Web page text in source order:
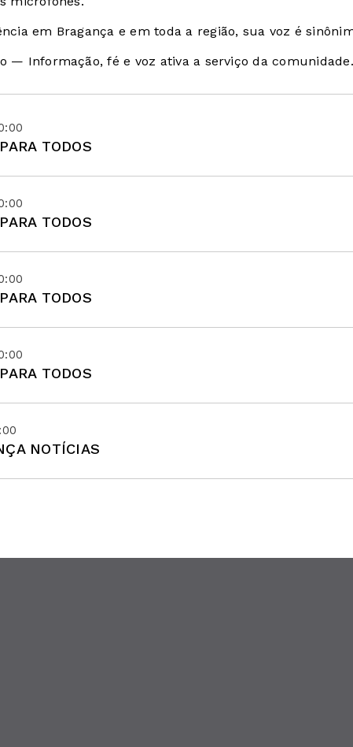
em Bragança e em toda a região, sua voz é
— Informação, fé e voz ativa a serviço da comunidade.
TODOS
TODOS
TODOS
TODOS
NOTÍCIAS